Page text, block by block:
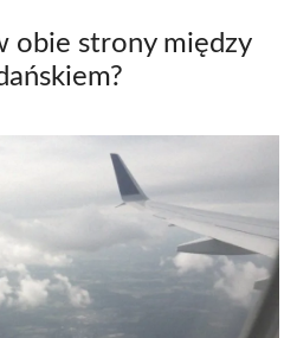
obie strony między